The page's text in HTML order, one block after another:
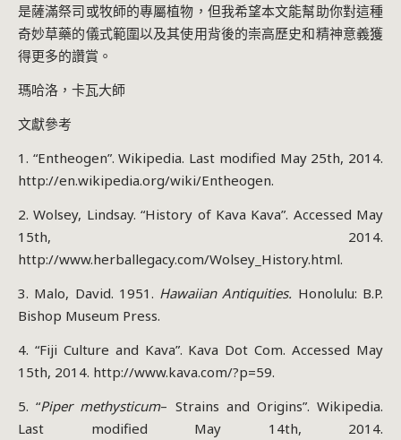
是薩滿祭司或牧師的專屬植物，但我希望本文能幫助你對這種
奇妙草藥的儀式範圍以及其使用背後的崇高歷史和精神意義獲
得更多的讚賞。
瑪哈洛，卡瓦大師
文獻參考
1. “Entheogen”. Wikipedia. Last modified May 25th, 2014.
http://en.wikipedia.org/wiki/Entheogen.
2. Wolsey, Lindsay. “History of Kava Kava”. Accessed May
15th, 2014.
http://www.herballegacy.com/Wolsey_History.html.
3. Malo, David. 1951. Hawaiian Antiquities. Honolulu: B.P.
Bishop Museum Press.
4. “Fiji Culture and Kava”. Kava Dot Com. Accessed May
15th, 2014. http://www.kava.com/?p=59.
5. “Piper methysticum– Strains and Origins”. Wikipedia.
Last modified May 14th, 2014.